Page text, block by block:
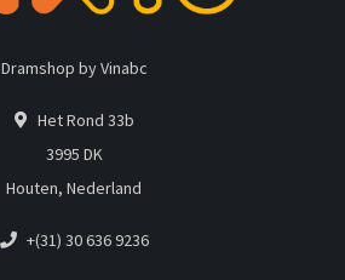
Dramshop by Vinabc
Het Rond 33b
3995 DK
Houten, Nederland
+(31) 30 636 9236